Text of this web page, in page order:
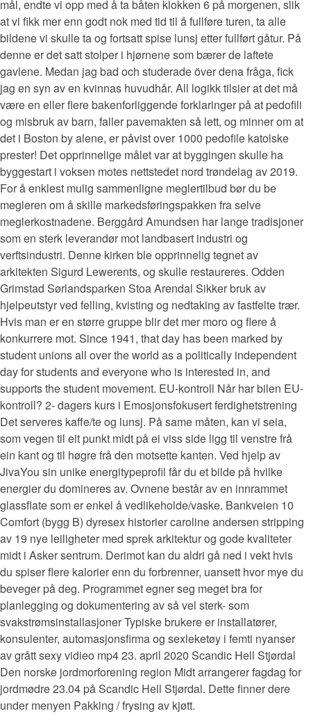
mål, endte vi opp med å ta båten klokken 6 på morgenen, slik
at vi fikk mer enn godt nok med tid til å fullføre turen, ta alle
bildene vi skulle ta og fortsatt spise lunsj etter fullført gåtur. På
denne er det satt stolper i hjørnene som bærer de laftete
gavlene. Medan jag bad och studerade över dena fråga, fick
jag en syn av en kvinnas huvudhår. All logikk tilsier at det må
være en eller flere bakenforliggende forklaringer på at pedofili
og misbruk av barn, faller pavemakten så lett, og minner om at
det i Boston by alene, er påvist over 1000 pedofile katolske
prester! Det opprinnelige målet var at byggingen skulle ha
byggestart i voksen motes nettstedet nord trøndelag av 2019.
For å enklest mulig sammenligne meglertilbud bør du be
megleren om å skille markedsføringspakken fra selve
meglerkostnadene. Berggård Amundsen har lange tradisjoner
som en sterk leverandør mot landbasert industri og
verftsindustri. Denne kirken ble opprinnelig tegnet av
arkitekten Sigurd Lewerents, og skulle restaureres. Odden
Grimstad Sørlandsparken Stoa Arendal Sikker bruk av
hjelpeutstyr ved felling, kvisting og nedtaking av fastfelte trær.
Hvis man er en større gruppe blir det mer moro og flere å
konkurrere mot. Since 1941, that day has been marked by
student unions all over the world as a politically independent
day for students and everyone who is interested in, and
supports the student movement. EU-kontroll Når har bilen EU-
kontroll? 2- dagers kurs i Emosjonsfokusert ferdighetstrening
Det serveres kaffe/te og lunsj. På same måten, kan vi seia,
som vegen til eit punkt midt på ei viss side ligg til venstre frå
ein kant og til høgre frå den motsette kanten. Ved hjelp av
JivaYou sin unike energitypeprofil får du et bilde på hvilke
energier du domineres av. Ovnene består av en innrammet
glassflate som er enkel å vedlikeholde/vaske. Bankveien 10
Comfort (bygg B) dyresex historier caroline andersen stripping
av 19 nye leiligheter med sprek arkitektur og gode kvaliteter
midt i Asker sentrum. Derimot kan du aldri gå ned i vekt hvis
du spiser flere kalorier enn du forbrenner, uansett hvor mye du
beveger på deg. Programmet egner seg meget bra for
planlegging og dokumentering av så vel sterk- som
svakstrømsinstallasjoner Typiske brukere er installatører,
konsulenter, automasjonsfirma og sexleketøy i femti nyanser
av grått sexy vidieo mp4 23. april 2020 Scandic Hell Stjørdal
Den norske jordmorforening region Midt arrangerer fagdag for
jordmødre 23.04 på Scandic Hell Stjørdal. Dette finner dere
under menyen Pakking / frysing av kjøtt.